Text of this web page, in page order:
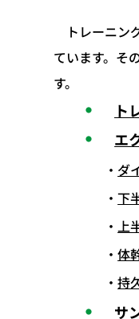
トレーニン
ています。そ
す。
ト
エ
ダ
下
上
体
持
サ